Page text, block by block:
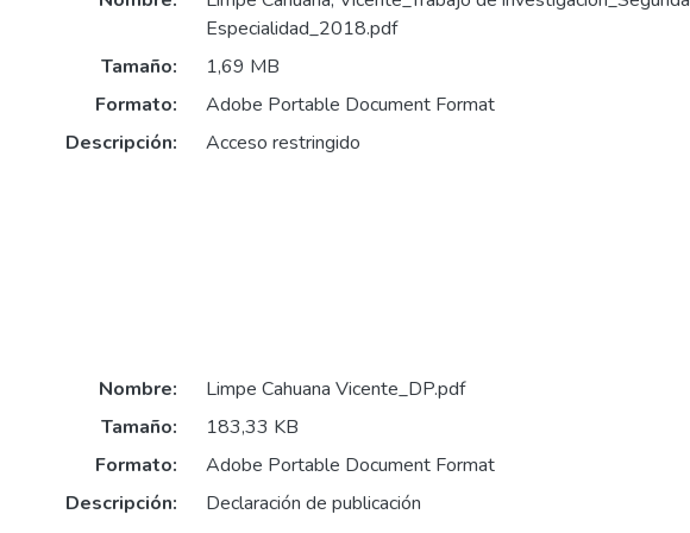
Especialidad_2018.pdf
Tamaño:
1,69 MB
Formato:
Adobe Portable Document Format
Descripción:
Acceso restringido
Nombre:
Limpe Cahuana Vicente_DP.pdf
Tamaño:
183,33 KB
Formato:
Adobe Portable Document Format
Descripción:
Declaración de publicación